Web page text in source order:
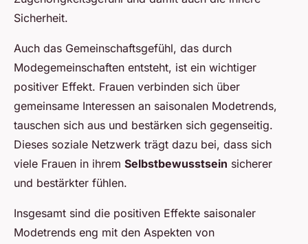
Sicherheit.
Auch das Gemeinschaftsgefühl, das durch
Modegemeinschaften entsteht, ist ein wichtiger
positiver Effekt. Frauen verbinden sich über
gemeinsame Interessen an saisonalen Modetrends,
tauschen sich aus und bestärken sich gegenseitig.
Dieses soziale Netzwerk trägt dazu bei, dass sich
viele Frauen in ihrem Selbstbewusstsein sicherer
und bestärkter fühlen.
Insgesamt sind die positiven Effekte saisonaler
Modetrends eng mit den Aspekten von